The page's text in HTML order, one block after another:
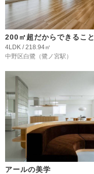
200㎡超だからできること
4LDK / 218.94㎡
中野区白鷺 （鷺ノ宮駅）
アールの美学